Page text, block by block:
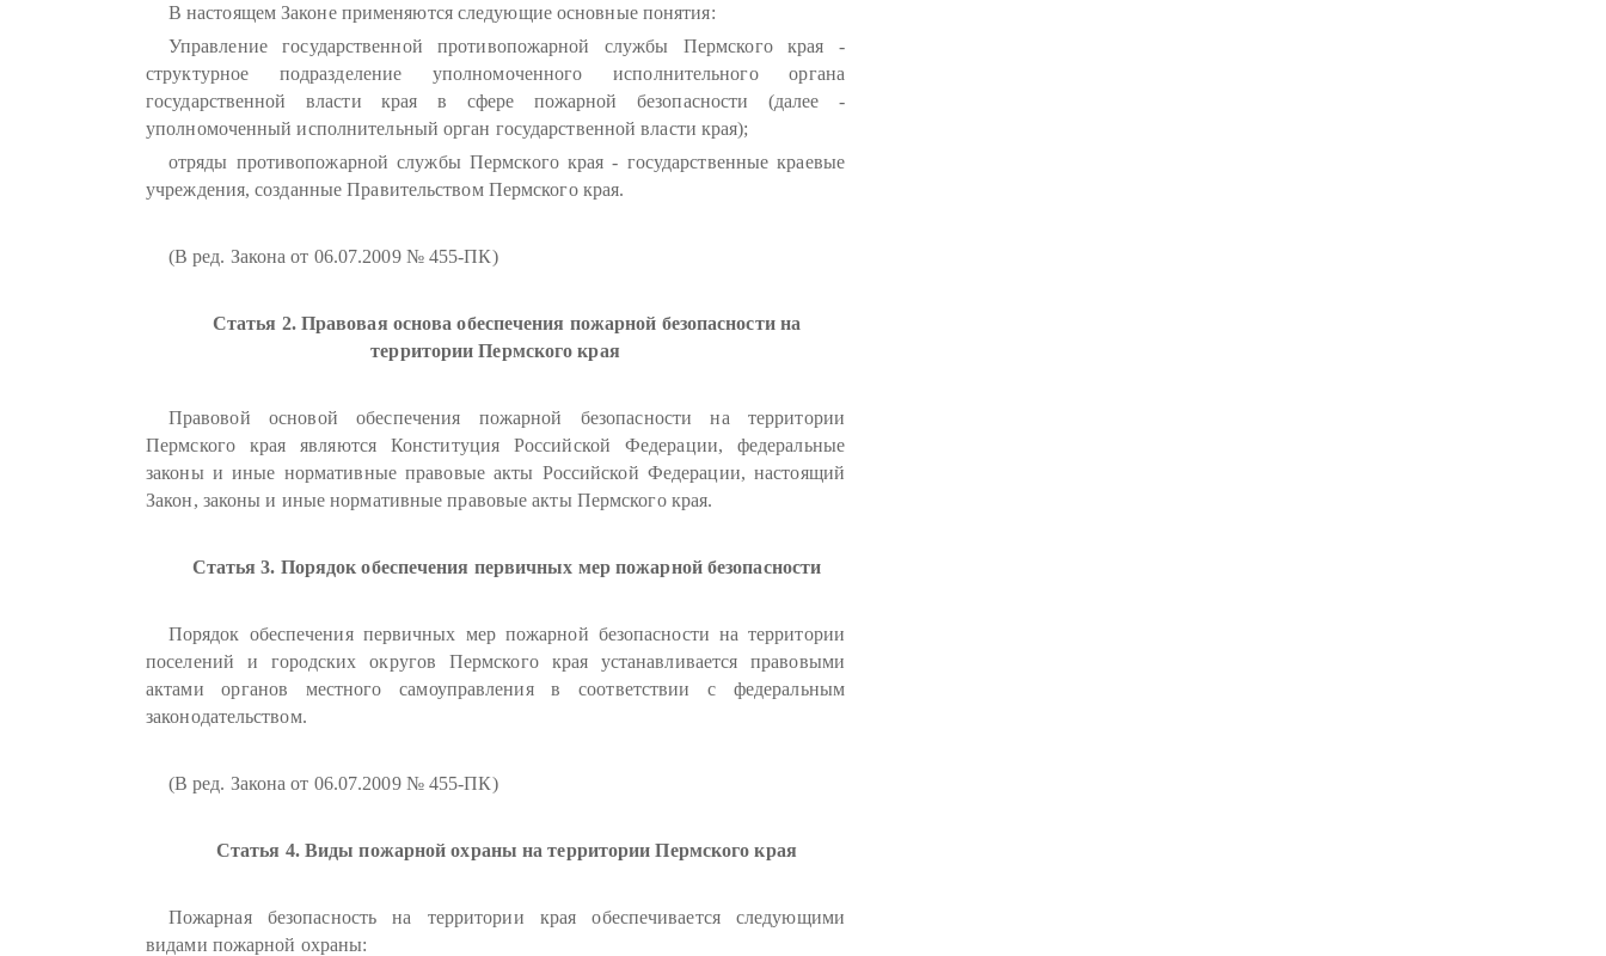
В настоящем Законе применяются следующие основные понятия:
Управление государственной противопожарной службы Пермского края -
структурное подразделение уполномоченного исполнительного органа
государственной власти края в сфере пожарной безопасности (далее -
уполномоченный исполнительный орган государственной власти края);
отряды противопожарной службы Пермского края - государственные краевые
учреждения, созданные Правительством Пермского края.
(В ред. Закона от 06.07.2009 № 455-ПК)
Статья 2. Правовая основа обеспечения пожарной безопасности на
территории Пермского края
Правовой основой обеспечения пожарной безопасности на территории
Пермского края являются Конституция Российской Федерации, федеральные
законы и иные нормативные правовые акты Российской Федерации, настоящий
Закон, законы и иные нормативные правовые акты Пермского края.
Статья 3. Порядок обеспечения первичных мер пожарной безопасности
Порядок обеспечения первичных мер пожарной безопасности на территории
поселений и городских округов Пермского края устанавливается правовыми
актами органов местного самоуправления в соответствии с федеральным
законодательством.
(В ред. Закона от 06.07.2009 № 455-ПК)
Статья 4. Виды пожарной охраны на территории Пермского края
Пожарная безопасность на территории края обеспечивается следующими
видами пожарной охраны: